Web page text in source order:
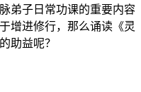
弟子日常功课的重要内容
增进修行，那么诵读《灵
助益呢？